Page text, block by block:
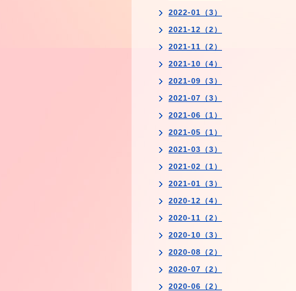
2022-01（3）
2021-12（2）
2021-11（2）
2021-10（4）
2021-09（3）
2021-07（3）
2021-06（1）
2021-05（1）
2021-03（3）
2021-02（1）
2021-01（3）
2020-12（4）
2020-11（2）
2020-10（3）
2020-08（2）
2020-07（2）
2020-06（2）